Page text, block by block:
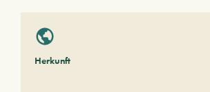
Herkunft